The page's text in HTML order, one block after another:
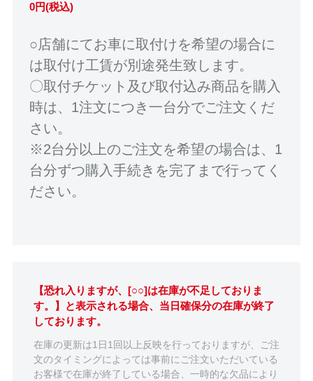
0円(税込)
○店舗にてお車に取付けを希望の場合に
は取付け工賃が別途発生致します。
〇取付チケット及び取付込み商品を購入
時は、1注文につき一台分でご注文くだ
さい。
※2台分以上のご注文を希望の場合は、1
台分ずつ購入手続きを完了まで行ってく
ださい。
【恐れ入りますが、[○○]は在庫が不足しておりま
す。】と表示される場合、当日確保分の在庫が終了
しております。
在庫の更新は1日1回以上反映を行っておりますが、ご注
文のタイミングによっては事前にご注文いただいている
お客様で在庫が終了している場合、一時的な欠品により